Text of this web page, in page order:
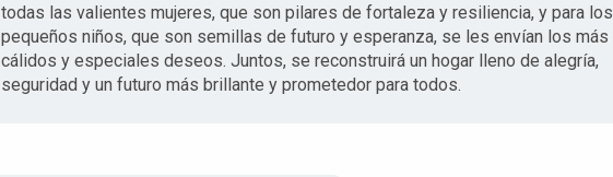
todas las valientes mujeres, que son pilares de fortaleza y resiliencia, y para los
pequeños niños, que son semillas de futuro y esperanza, se les envían los más
cálidos y especiales deseos. Juntos, se reconstruirá un hogar lleno de alegría,
seguridad y un futuro más brillante y prometedor para todos.